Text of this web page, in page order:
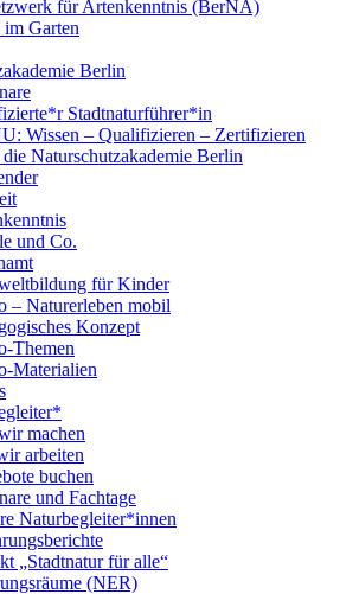
für Artenkenntnis (BerNA)
Garten
Berlin
Stadtnaturführer*in
Wissen – Qualifizieren – Zertifizieren
Naturschutzakademie Berlin
und Co.
für Kinder
– Naturerleben mobil
Konzept
Themen
Materialien
machen
arbeiten
buchen
und Fachtage
Naturbegleiter*innen
„Stadtnatur für alle“
(NER)